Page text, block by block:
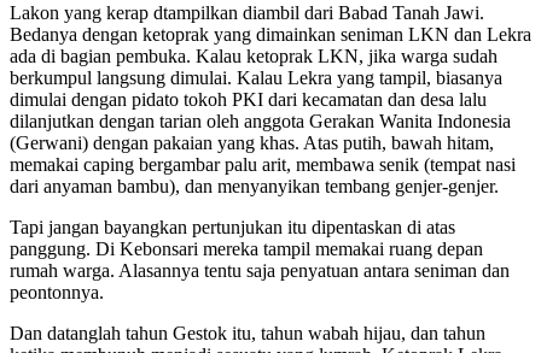
Lakon yang kerap dtampilkan diambil dari Babad Tanah Jawi.
Bedanya dengan ketoprak yang dimainkan seniman LKN dan Lekra
ada di bagian pembuka. Kalau ketoprak LKN, jika warga sudah
berkumpul langsung dimulai. Kalau Lekra yang tampil, biasanya
dimulai dengan pidato tokoh PKI dari kecamatan dan desa lalu
dilanjutkan dengan tarian oleh anggota Gerakan Wanita Indonesia
(Gerwani) dengan pakaian yang khas. Atas putih, bawah hitam,
memakai caping bergambar palu arit, membawa senik (tempat nasi
dari anyaman bambu), dan menyanyikan tembang genjer-genjer.
Tapi jangan bayangkan pertunjukan itu dipentaskan di atas
panggung. Di Kebonsari mereka tampil memakai ruang depan
rumah warga. Alasannya tentu saja penyatuan antara seniman dan
peontonnya.
Dan datanglah tahun Gestok itu, tahun wabah hijau, dan tahun